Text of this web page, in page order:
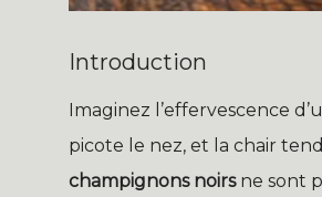
Introduction
Imaginez l’effervescence
picote le nez, et la chair
champignons noirsne sont